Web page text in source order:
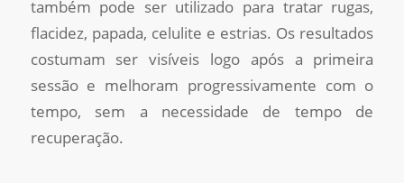
também pode ser utilizado para tratar rugas,
flacidez, papada, celulite e estrias. Os resultados
costumam ser visíveis logo após a primeira
sessão e melhoram progressivamente com o
tempo, sem a necessidade de tempo de
recuperação.